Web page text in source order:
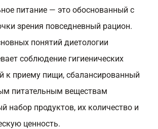
питание — это обоснованный с
зрения повседневный рацион.
понятий диетологии
соблюдение гигиенических
к приему пищи, сбалансированный
питательным веществам
набор продуктов, их количество и
ценность.